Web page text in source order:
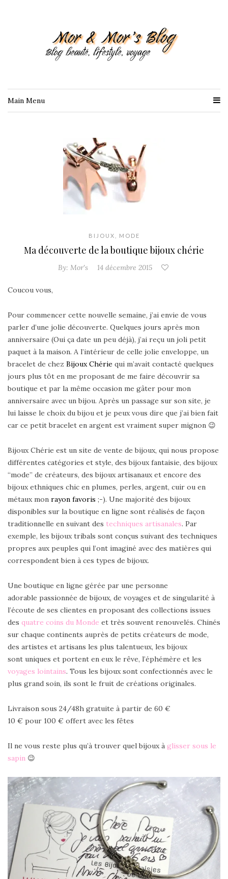
Main Menu
BIJOUX MODE
Ma découverte de la boutique bijoux chérie
By: Mor's 14 décembre 2015
Coucou vous,
Pour commencer cette nouvelle semaine, j’ai envie de vous
parler d’une jolie découverte. Quelques jours après mon
anniversaire (Oui ça date un peu déjà), j’ai reçu un joli petit
paquet à la maison. A l’intérieur de celle jolie enveloppe, un
bracelet de chez Bijoux Chérie qui m’avait contacté quelques
jours plus tôt en me proposant de me faire découvrir sa
boutique et par la même occasion me gâter pour mon
anniversaire avec un bijou. Après un passage sur son site, je
lui laisse le choix du bijou et je peux vous dire que j’ai bien fait
car ce petit bracelet en argent est vraiment super mignon 😉
Bijoux Chérie est un site de vente de bijoux, qui nous propose
différentes catégories et style, des bijoux fantaisie, des bijoux
“mode” de créateurs, des bijoux artisanaux et encore des
bijoux ethniques chic en plumes, perles, argent, cuir ou en
métaux mon rayon favoris ;-). Une majorité des bijoux
disponibles sur la boutique en ligne sont réalisés de façon
traditionnelle en suivant des techniques artisanales. Par
exemple, les bijoux tribals sont conçus suivant des techniques
propres aux peuples qui l’ont imaginé avec des matières qui
correspondent bien à ces types de bijoux.
Une boutique en ligne gérée par une personne
adorable passionnée de bijoux, de voyages et de singularité à
l’écoute de ses clientes en proposant des collections issues
des quatre coins du Monde et très souvent renouvelés. Chinés
sur chaque continents auprès de petits créateurs de mode,
des artistes et artisans les plus talentueux, les bijoux
sont uniques et portent en eux le rêve, l’éphémère et les
voyages lointains. Tous les bijoux sont confectionnés avec le
plus grand soin, ils sont le fruit de créations originales.
Livraison sous 24/48h gratuite à partir de 60 €
10 € pour 100 € offert avec les fêtes
Il ne vous reste plus qu’à trouver quel bijoux à glisser sous le
sapin 😉